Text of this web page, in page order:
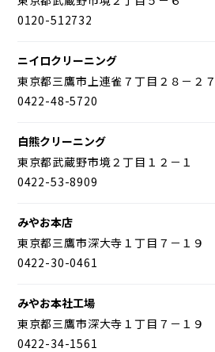
0120-512732
ニイロクリーニング
東京都三鷹市上連雀７丁目２８－２７
0422-48-5720
白熊クリーニング
東京都武蔵野市境２丁目１２－１
0422-53-8909
みやお本店
東京都三鷹市深大寺１丁目７－１９
0422-30-0461
みやお本社工場
東京都三鷹市深大寺１丁目７－１９
0422-34-1561